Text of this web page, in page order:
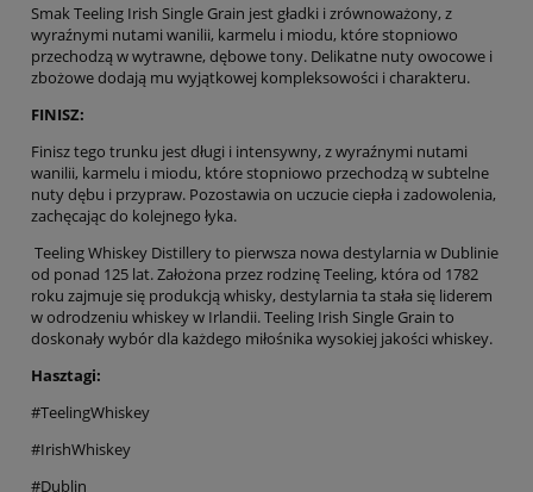
Smak Teeling Irish Single Grain jest gładki i zrównoważony, z
wyraźnymi nutami wanilii, karmelu i miodu, które stopniowo
przechodzą w wytrawne, dębowe tony. Delikatne nuty owocowe i
zbożowe dodają mu wyjątkowej kompleksowości i charakteru.
FINISZ:
Finisz tego trunku jest długi i intensywny, z wyraźnymi nutami
wanilii, karmelu i miodu, które stopniowo przechodzą w subtelne
nuty dębu i przypraw. Pozostawia on uczucie ciepła i zadowolenia,
zachęcając do kolejnego łyka.
Teeling Whiskey Distillery to pierwsza nowa destylarnia w Dublinie
od ponad 125 lat. Założona przez rodzinę Teeling, która od 1782
roku zajmuje się produkcją whisky, destylarnia ta stała się liderem
w odrodzeniu whiskey w Irlandii. Teeling Irish Single Grain to
doskonały wybór dla każdego miłośnika wysokiej jakości whiskey.
Hasztagi:
#TeelingWhiskey
#IrishWhiskey
#Dublin